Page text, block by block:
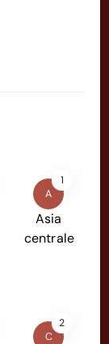
A
1
Asia
centrale
C
2